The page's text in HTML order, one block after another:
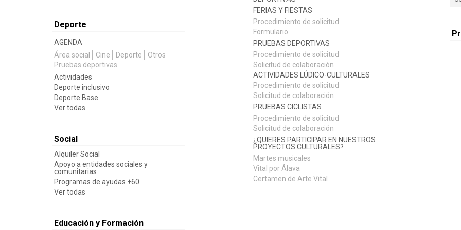
Deporte
AGENDA
Área social
Cine Deporte
Otros
Pruebas deportivas
Actividades
Deporte inclusivo
Deporte Base
Ver todas
Social
Alquiler Social
Apoyo a entidades sociales y
comunitarias
Programas de ayudas +60
Ver todas
Educación y Formación
FERIAS Y FIESTAS
Procedimiento de solicitud
Formulario
PRUEBAS DEPORTIVAS
Procedimiento de solicitud
Solicitud de colaboración
ACTIVIDADES LÚDICO-CULTURALES
Procedimiento de solicitud
Solicitud de colaboración
PRUEBAS CICLISTAS
Procedimiento de solicitud
Solicitud de colaboración
¿QUIERES PARTICIPAR EN NUESTROS
PROYECTOS CULTURALES?
Martes musicales
Vital por Álava
Certamen de Arte Vital